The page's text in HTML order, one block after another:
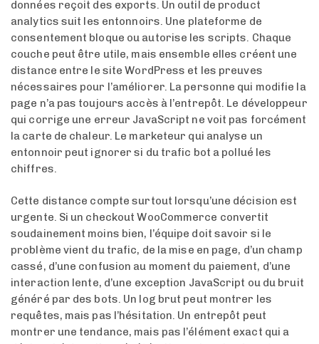
données reçoit des exports. Un outil de product
analytics suit les entonnoirs. Une plateforme de
consentement bloque ou autorise les scripts. Chaque
couche peut être utile, mais ensemble elles créent une
distance entre le site WordPress et les preuves
nécessaires pour l’améliorer. La personne qui modifie la
page n’a pas toujours accès à l’entrepôt. Le développeur
qui corrige une erreur JavaScript ne voit pas forcément
la carte de chaleur. Le marketeur qui analyse un
entonnoir peut ignorer si du trafic bot a pollué les
chiffres.
Cette distance compte surtout lorsqu’une décision est
urgente. Si un checkout WooCommerce convertit
soudainement moins bien, l’équipe doit savoir si le
problème vient du trafic, de la mise en page, d’un champ
cassé, d’une confusion au moment du paiement, d’une
interaction lente, d’une exception JavaScript ou du bruit
généré par des bots. Un log brut peut montrer les
requêtes, mais pas l’hésitation. Un entrepôt peut
montrer une tendance, mais pas l’élément exact qui a